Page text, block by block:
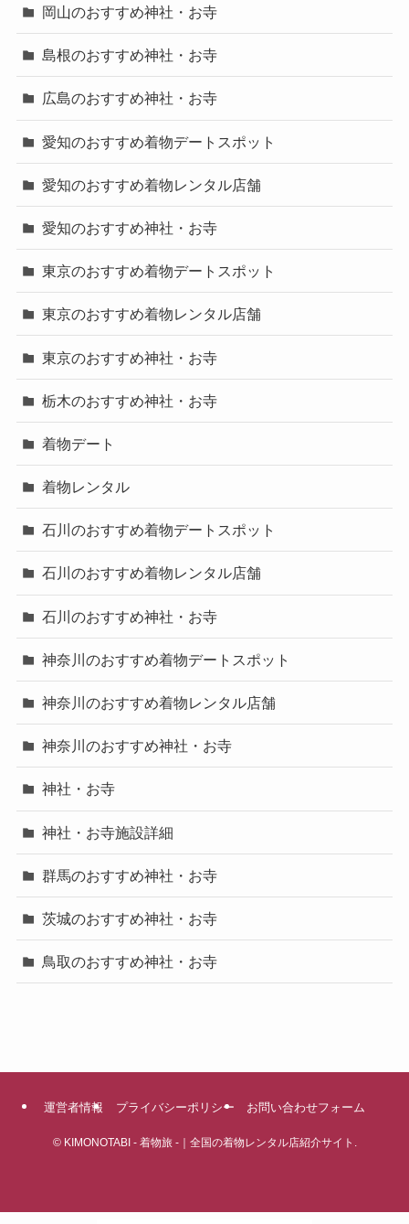
岡山のおすすめ神社・お寺
島根のおすすめ神社・お寺
広島のおすすめ神社・お寺
愛知のおすすめ着物デートスポット
愛知のおすすめ着物レンタル店舗
愛知のおすすめ神社・お寺
東京のおすすめ着物デートスポット
東京のおすすめ着物レンタル店舗
東京のおすすめ神社・お寺
栃木のおすすめ神社・お寺
着物デート
着物レンタル
石川のおすすめ着物デートスポット
石川のおすすめ着物レンタル店舗
石川のおすすめ神社・お寺
神奈川のおすすめ着物デートスポット
神奈川のおすすめ着物レンタル店舗
神奈川のおすすめ神社・お寺
神社・お寺
神社・お寺施設詳細
群馬のおすすめ神社・お寺
茨城のおすすめ神社・お寺
鳥取のおすすめ神社・お寺
運営者情報 プライバシーポリシー お問い合わせフォーム
©KIMONOTABI - 着物旅 -｜全国の着物レンタル店紹介サイト.